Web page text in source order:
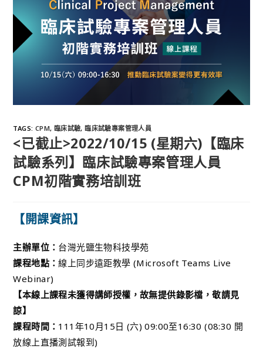
TAGS: CPM, 臨床試驗, 臨床試驗專案管理人員
<已截止>2022/10/15 (星期六)【臨床
試驗系列】臨床試驗專案管理人員
CPM初階實務培訓班
【開課資訊】
主辦單位： 台灣光鹽生物科技學苑
課程地點：線上同步遠距教學 (Microsoft Teams Live
Webinar)
【本線上課程未獲得講師授權，故無提供錄影檔，敬請見
諒】
課程時間： 111年10月15日 (六) 09:00至16:30 (08:30 開
放線上直播測試報到)